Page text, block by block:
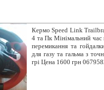
Кермо Speed Link
4 та Пк Мінімальний
перемикання та
для газу та гальма з
грі Цена 1600 грн